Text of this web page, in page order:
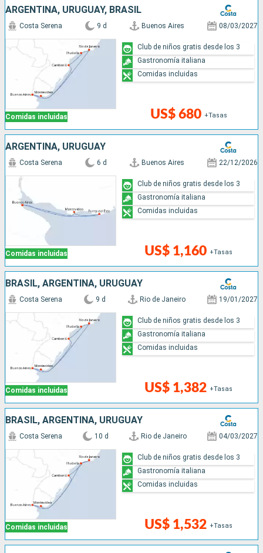
ARGENTINA, URUGUAY, BRASIL
Comidas incluidas
Costa Serena 9 d Buenos Aires 08/03/2027
US$ 680 +Tasas
Club de niños gratis desde los 3
Gastronomía italiana
Comidas incluidas
ARGENTINA, URUGUAY
Comidas incluidas
Costa Serena 6 d Buenos Aires 22/12/2026
US$ 1,160 +Tasas
Club de niños gratis desde los 3
Gastronomía italiana
Comidas incluidas
BRASIL, ARGENTINA, URUGUAY
Comidas incluidas
Costa Serena 9 d Rio de Janeiro 19/01/2027
US$ 1,382 +Tasas
Club de niños gratis desde los 3
Gastronomía italiana
Comidas incluidas
BRASIL, ARGENTINA, URUGUAY
Comidas incluidas
Costa Serena 10 d Rio de Janeiro 04/03/2027
US$ 1,532 +Tasas
Club de niños gratis desde los 3
Gastronomía italiana
Comidas incluidas